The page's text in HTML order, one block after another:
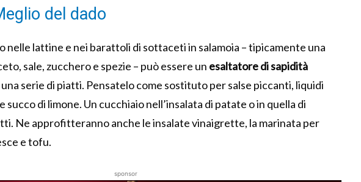
del dado
nelle lattine e nei barattoli di sottaceti in salamoia – tipicamente una
sale, zucchero e spezie – può essere un esaltatore di sapidità
serie di piatti. Pensatelo come sostituto per salse piccanti, liquidi
succo di limone. Un cucchiaio nell’insalata di patate o in quella di
Ne approfitteranno anche le insalate vinaigrette, la marinata per
e tofu.
sponsor